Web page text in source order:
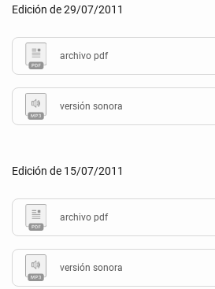
Edición de 29/07/2011
archivo pdf
versión sonora
Edición de 15/07/2011
archivo pdf
versión sonora